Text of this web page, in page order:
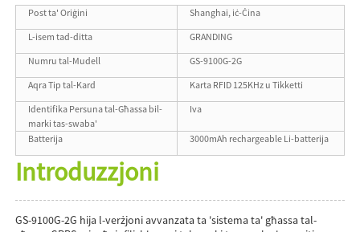
Post ta' Oriġini
Shanghai, iċ-Ċina
L-isem tad-ditta
GRANDING
Numru tal-Mudell
GS-9100G-2G
Aqra Tip tal-Kard
Karta RFID 125KHz u Tikketti
Identifika Persuna tal-Għassa bil-
marki tas-swaba'
Iva
Batterija 3000mAh rechargeable Li-batterija
Introduzzjoni
GS-9100G-2G hija l-verżjoni avvanzata ta 'sistema ta' għassa tal-